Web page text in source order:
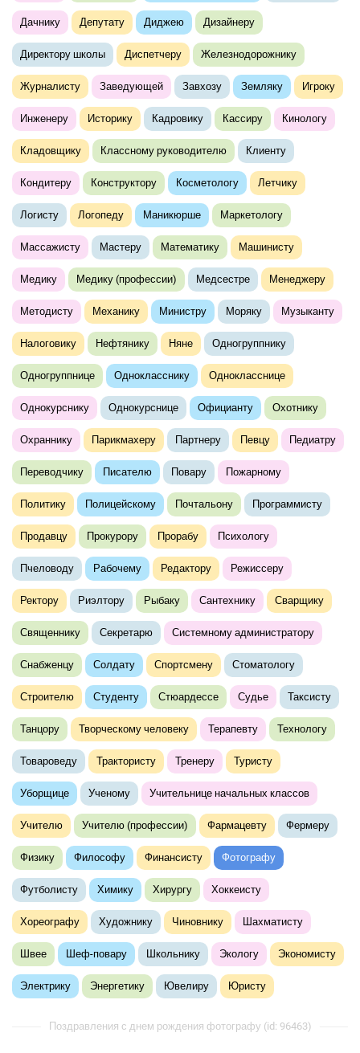
Дачнику Депутату Диджею Дизайнеру
Директору школы Диспетчеру Железнодорожнику
Журналисту Заведующей Завхозу Земляку Игроку
Инженеру Историку Кадровику Кассиру Кинологу
Кладовщику Классному руководителю Клиенту
Кондитеру Конструктору Косметологу Летчику
Логисту Логопеду Маникюрше Маркетологу
Массажисту Мастеру Математику Машинисту
Медику Медику (профессии) Медсестре Менеджеру
Методисту Механику Министру Моряку Музыканту
Налоговику Нефтянику Няне Одногруппнику
Одногруппнице Однокласснику Однокласснице
Однокурснику Однокурснице Официанту Охотнику
Охраннику Парикмахеру Партнеру Певцу Педиатру
Переводчику Писателю Повару Пожарному
Политику Полицейскому Почтальону Программисту
Продавцу Прокурору Прорабу Психологу
Пчеловоду Рабочему Редактору Режиссеру
Ректору Риэлтору Рыбаку Сантехнику Сварщику
Священнику Секретарю Системному администратору
Снабженцу Солдату Спортсмену Стоматологу
Строителю Студенту Стюардессе Судье Таксисту
Танцору Творческому человеку Терапевту Технологу
Товароведу Трактористу Тренеру Туристу
Уборщице Ученому Учительнице начальных классов
Учителю Учителю (профессии) Фармацевту Фермеру
Физику Философу Финансисту Фотографу
Футболисту Химику Хирургу Хоккеисту
Хореографу Художнику Чиновнику Шахматисту
Швее Шеф-повару Школьнику Экологу Экономисту
Электрику Энергетику Ювелиру Юристу
Поздравления с днем рождения фотографу (id: 96463)